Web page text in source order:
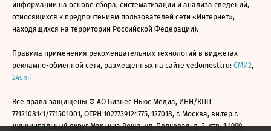
информации на основе сбора, систематизации и анализа сведений,
относящихся к предпочтениям пользователей сети «Интернет»,
находящихся на территории Российской Федерации).
Правила применения рекомендательных технологий в виджетах
рекламно-обменной сети, размещенных на сайте vedomosti.ru: СМИ2,
24smi
Все права защищены © АО Бизнес Ньюс Медиа, ИНН/КПП
7712108141/771501001, ОГРН 1027739124775, 127018, г. Москва, вн.тер.г.
муниципальный округ Марьина Роща, ул. Полковая, д. 3, стр. 1 1999—